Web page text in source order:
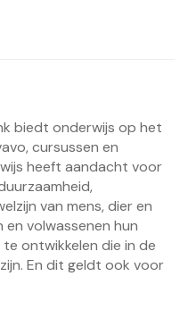
biedt onderwijs op het
cursussen en
heeft aandacht voor
van mens, dier en
en volwassenen hun
ontwikkelen die in de
En dit geldt ook voor